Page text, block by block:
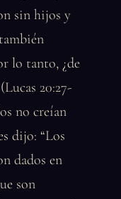
sin hijos y
lo tanto, ¿de
20:27-
no creían
dijo: “Los
dados en
son